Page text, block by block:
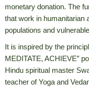
monetary donation. The
that work in humanitarian
populations and
It is inspired by the
MEDITATE, ACHIEVE”
Hindu spiritual master
teacher of Yoga and